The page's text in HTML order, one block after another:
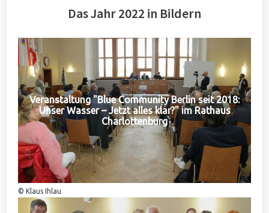
Das Jahr 2022 in Bildern
Veranstaltung "Blue Community Berlin seit 2018:
Unser Wasser – Jetzt alles klar?" im Rathaus
Charlottenburg
© Klaus Ihlau